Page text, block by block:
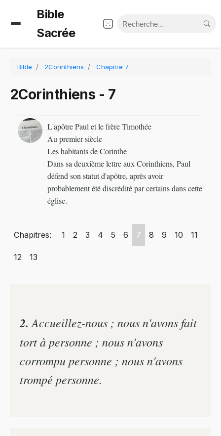
Bible
Sacrée
Bible 2Corinthiens Chapitre 7
2Corinthiens - 7
L'apôtre Paul et le frère Timothée
Au premier siècle
Les habitants de Corinthe
Dans sa deuxième lettre aux Corinthiens, Paul
défend son statut d'apôtre, après avoir
probablement été discrédité par certains dans cette
église.
Chapitres: 1 2 3 4 5 6 7 8 9 10 11
12 13
2. Accueillez-nous ; nous n'avons fait
tort à personne ; nous n'avons
corrompu personne ; nous n'avons
trompé personne.